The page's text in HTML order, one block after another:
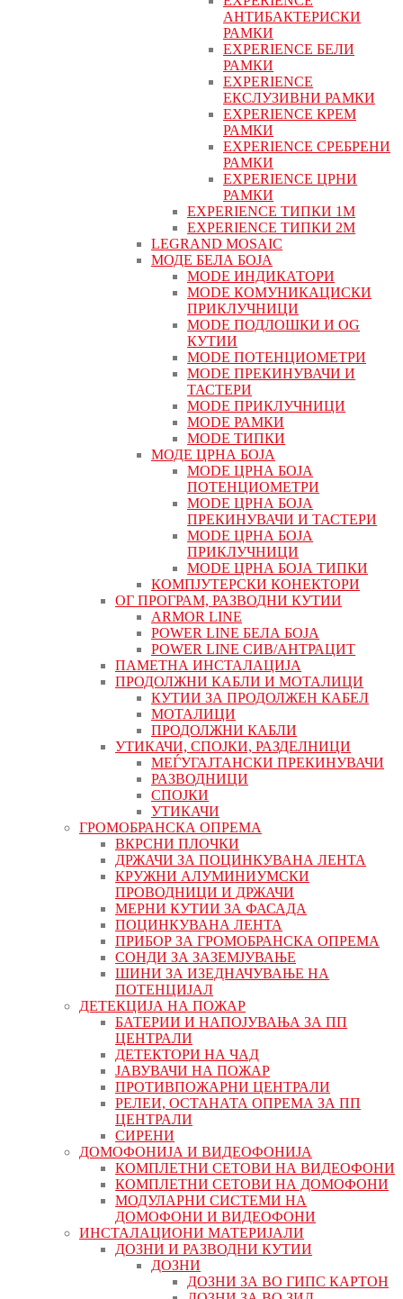
АНТИБАКТЕРИСКИ
РАМКИ
EXPERIENCE БЕЛИ
РАМКИ
EXPERIENCE
ЕКСЛУЗИВНИ РАМКИ
EXPERIENCE КРЕМ
РАМКИ
EXPERIENCE СРЕБРЕНИ
РАМКИ
EXPERIENCE ЦРНИ
РАМКИ
EXPERIENCE ТИПКИ 1M
EXPERIENCE ТИПКИ 2М
LEGRAND MOSAIC
МОДЕ БЕЛА БОЈА
MODE ИНДИКАТОРИ
MODE КОМУНИКАЦИСКИ
ПРИКЛУЧНИЦИ
MODE ПОДЛОШКИ И OG
КУТИИ
MODE ПОТЕНЦИОМЕТРИ
MODE ПРEКИНУВАЧИ И
ТАСТЕРИ
MODE ПРИКЛУЧНИЦИ
MODE РАМКИ
MODE ТИПКИ
МОДЕ ЦРНА БОЈА
MODE ЦРНА БОЈА
ПОТЕНЦИОМЕТРИ
MODE ЦРНА БОЈА
ПРЕКИНУВАЧИ И ТАСТЕРИ
MODE ЦРНА БОЈА
ПРИКЛУЧНИЦИ
MODE ЦРНА БОЈА ТИПКИ
КОМПЈУТЕРСКИ КОНЕКТОРИ
ОГ ПРОГРАМ, РАЗВОДНИ КУТИИ
ARMOR LINE
POWER LINE БЕЛА БОЈА
POWER LINE СИВ/АНТРАЦИТ
ПАМЕТНА ИНСТАЛАЦИЈА
ПРОДОЛЖНИ КАБЛИ И МОТАЛИЦИ
КУТИИ ЗА ПРОДОЛЖЕН КАБЕЛ
МОТАЛИЦИ
ПРОДОЛЖНИ КАБЛИ
УТИКАЧИ, СПОЈКИ, РАЗДЕЛНИЦИ
МЕЃУГАЈТАНСКИ ПРЕКИНУВАЧИ
РАЗВОДНИЦИ
СПОЈКИ
УТИКАЧИ
ГРОМОБРАНСКА ОПРЕМА
ВКРСНИ ПЛОЧКИ
ДРЖАЧИ ЗА ПОЦИНКУВАНА ЛЕНТА
КРУЖНИ АЛУМИНИУМСКИ
ПРОВОДНИЦИ И ДРЖАЧИ
МЕРНИ КУТИИ ЗА ФАСАДА
ПОЦИНКУВАНА ЛЕНТА
ПРИБОР ЗА ГРОМОБРАНСКА ОПРЕМА
СОНДИ ЗА ЗАЗЕМЈУВАЊЕ
ШИНИ ЗА ИЗЕДНАЧУВАЊЕ НА
ПОТЕНЦИЈАЛ
ДЕТЕКЦИЈА НА ПОЖАР
БАТЕРИИ И НАПОЈУВАЊА ЗА ПП
ЦЕНТРАЛИ
ДЕТЕКТОРИ НА ЧАД
ЈАВУВАЧИ НА ПОЖАР
ПРОТИВПОЖАРНИ ЦЕНТРАЛИ
РЕЛЕИ, ОСТАНАТА ОПРЕМА ЗА ПП
ЦЕНТРАЛИ
СИРЕНИ
ДОМОФОНИЈА И ВИДЕОФОНИЈА
КОМПЛЕТНИ СЕТОВИ НА ВИДЕОФОНИ
КОМПЛЕТНИ СЕТОВИ НА ДОМОФОНИ
МОДУЛАРНИ СИСТЕМИ НА
ДОМОФОНИ И ВИДЕОФОНИ
ИНСТАЛАЦИОНИ МАТЕРИЈАЛИ
ДОЗНИ И РАЗВОДНИ КУТИИ
ДОЗНИ
ДОЗНИ ЗА ВО ГИПС КАРТОН